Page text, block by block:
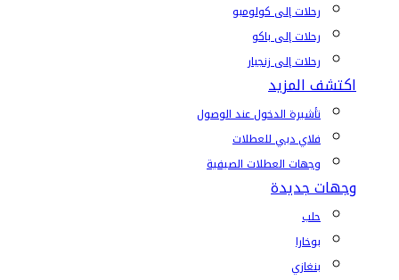
رحلات إلى كولومبو
رحلات إلى باكو
رحلات إلى زنجبار
اكتشف المزيد
تأشيرة الدخول عند الوصول
فلاي دبي للعطلات
وجهات العطلات الصيفية
وجهات جديدة
حلب
بوخارا
بنغازي